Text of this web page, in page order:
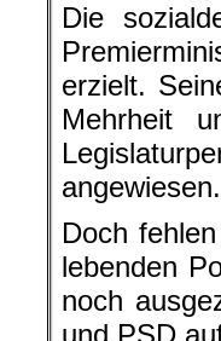
Die
erzielt.
Mehrheit
angewiesen.
Doch
lebenden
noch
und PSD